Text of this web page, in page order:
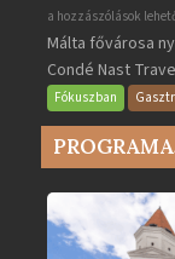
Valletta
lett
Európa
legjobb
2025-
ben
bejegyzéshez
a hozzászólások
Málta fővárosa
Condé Nast
Fókuszban